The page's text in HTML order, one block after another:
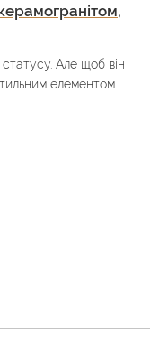
Але щоб він
елементом